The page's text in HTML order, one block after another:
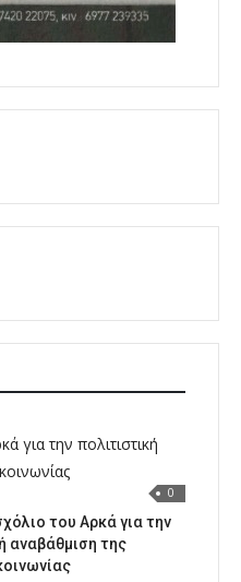
0
του Αρκά για την
αναβάθμιση της